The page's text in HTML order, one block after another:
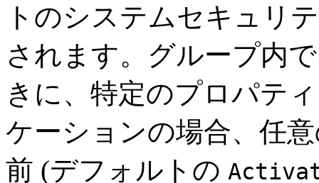
トのシステムセキュリ
されます。グループ内
きに、特定のプロパテ
ケーションの場合、任
前 (デフォルトの